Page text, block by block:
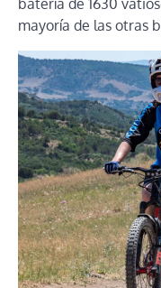
mayoría de las otras